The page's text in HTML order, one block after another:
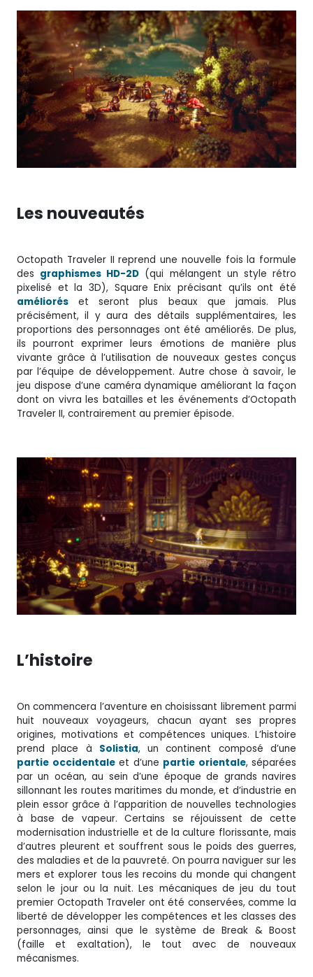
Les nouveautés
Octopath Traveler II reprend une nouvelle fois la formule
des graphismes HD-2D (qui mélangent un style rétro
pixelisé et la 3D), Square Enix précisant qu’ils ont été
améliorés et seront plus beaux que jamais. Plus
précisément, il y aura des détails supplémentaires, les
proportions des personnages ont été améliorés. De plus,
ils pourront exprimer leurs émotions de manière plus
vivante grâce à l’utilisation de nouveaux gestes conçus
par l’équipe de développement. Autre chose à savoir, le
jeu dispose d’une caméra dynamique améliorant la façon
dont on vivra les batailles et les événements d’Octopath
Traveler II, contrairement au premier épisode.
L’histoire
On commencera l’aventure en choisissant librement parmi
huit nouveaux voyageurs, chacun ayant ses propres
origines, motivations et compétences uniques. L’histoire
prend place à Solistia, un continent composé d’une
partie occidentaleet d’une partie orientale, séparées
par un océan, au sein d’une époque de grands navires
sillonnant les routes maritimes du monde, et d’industrie en
plein essor grâce à l’apparition de nouvelles technologies
à base de vapeur. Certains se réjouissent de cette
modernisation industrielle et de la culture florissante, mais
d’autres pleurent et souffrent sous le poids des guerres,
des maladies et de la pauvreté. On pourra naviguer sur les
mers et explorer tous les recoins du monde qui changent
selon le jour ou la nuit. Les mécaniques de jeu du tout
premier Octopath Traveler ont été conservées, comme la
liberté de développer les compétences et les classes des
personnages, ainsi que le système de Break & Boost
(faille et exaltation), le tout avec de nouveaux
mécanismes.